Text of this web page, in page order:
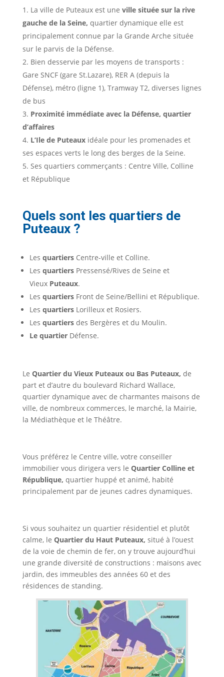
La ville de Puteaux est une ville située sur la rive
gauche de la Seine, quartier dynamique elle est
principalement connue par la Grande Arche située
sur le parvis de la Défense.
Bien desservie par les moyens de transports :
Gare SNCF (gare St.Lazare), RER A (depuis la
Défense), métro (ligne 1), Tramway T2, diverses lignes
de bus
Proximité immédiate avec la Défense, quartier
d’affaires
L’Ile de Puteauxidéale pour les promenades et
ses espaces verts le long des berges de la Seine.
Ses quartiers commerçants : Centre Ville, Colline
et République
Quels sont les quartiers de
Puteaux ?
Les quartiers Centre-ville et Colline.
Les quartiers Pressensé/Rives de Seine et
Vieux Puteaux.
Les quartiers Front de Seine/Bellini et République.
Les quartiers Lorilleux et Rosiers.
Les quartiers des Bergères et du Moulin.
Le quartier Défense.
Le Quartier du Vieux Puteaux ou Bas Puteaux, de
part et d’autre du boulevard Richard Wallace,
quartier dynamique avec de charmantes maisons de
ville, de nombreux commerces, le marché, la Mairie,
la Médiathèque et le Théâtre.
Vous préférez le Centre ville, votre conseiller
immobilier vous dirigera vers le Quartier Colline et
République, quartier huppé et animé, habité
principalement par de jeunes cadres dynamiques.
Si vous souhaitez un quartier résidentiel et plutôt
calme, le Quartier du Haut Puteaux, situé à l’ouest
de la voie de chemin de fer, on y trouve aujourd’hui
une grande diversité de constructions : maisons avec
jardin, des immeubles des années 60 et des
résidences de standing.